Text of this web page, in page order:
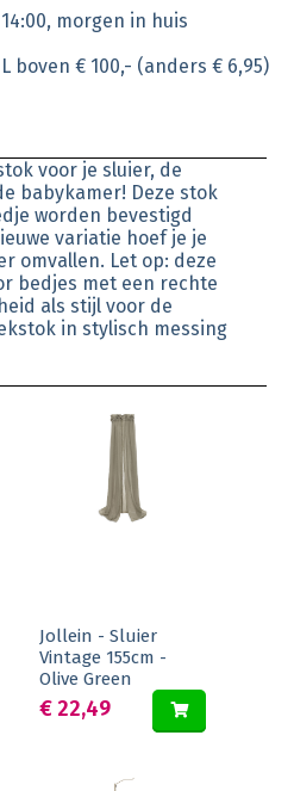
morgen in huis
boven € 100,- (anders € 6,95)
voor je sluier, de
babykamer! Deze stok
worden bevestigd
variatie hoef je je
omvallen. Let op: deze
bedjes met een rechte
als stijl voor de
in stylisch messing
Jollein - Sluier
Vintage 155cm -
Olive Green
€ 22,49